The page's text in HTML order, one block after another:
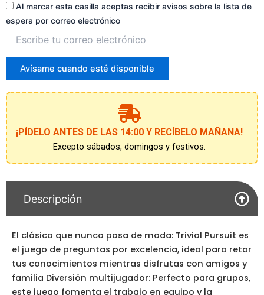
Al marcar esta casilla aceptas recibir avisos sobre la lista de
espera por correo electrónico
correo
para
unirte
a
la
lista
de
espera
Avísame cuando esté disponible
¡PÍDELO ANTES DE LAS 14:00 Y RECÍBELO MAÑANA!
Excepto sábados, domingos y festivos.
Descripción
El clásico que nunca pasa de moda: Trivial Pursuit es
el juego de preguntas por excelencia, ideal para retar
tus conocimientos mientras disfrutas con amigos y
familia Diversión multijugador: Perfecto para grupos,
este juego fomenta el trabajo en equipo y la